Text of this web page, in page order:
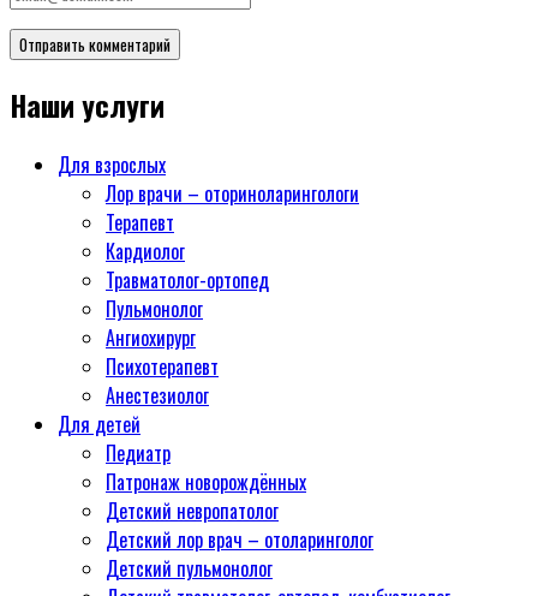
Наши услуги
Для взрослых
Лор врачи – оториноларингологи
Терапевт
Кардиолог
Травматолог-ортопед
Пульмонолог
Ангиохирург
Психотерапевт
Aнестезиолог
Для детей
Педиатр
Патронаж новорождённых
Детский невропатолог
Детский лор врач – отоларинголог
Детский пульмонолог